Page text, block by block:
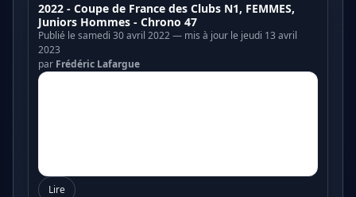
2022 - Coupe de France des Clubs N1, FEMMES,
Juniors Hommes - Chrono 47
Publié le samedi 30 avril 2022 — mis à jour le jeudi 13 avril
2023
par Frédéric Lafargue
Lire